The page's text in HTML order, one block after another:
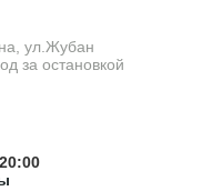
ул.Жубан
за остановкой